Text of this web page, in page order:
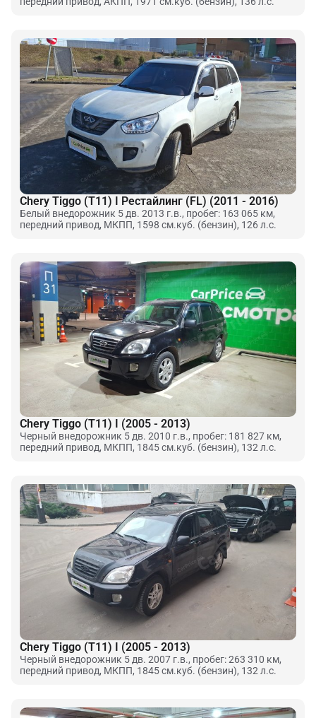
Chery Tiggo (T11) I Рестайлинг (FL) (2011 - 2016)
Белый внедорожник 5 дв. 2013 г.в., пробег: 163 065 км,
передний привод, МКПП, 1598 см.куб. (бензин), 126 л.с.
Chery Tiggo (T11) I (2005 - 2013)
Черный внедорожник 5 дв. 2010 г.в., пробег: 181 827 км,
передний привод, МКПП, 1845 см.куб. (бензин), 132 л.с.
Chery Tiggo (T11) I (2005 - 2013)
Черный внедорожник 5 дв. 2007 г.в., пробег: 263 310 км,
передний привод, МКПП, 1845 см.куб. (бензин), 132 л.с.